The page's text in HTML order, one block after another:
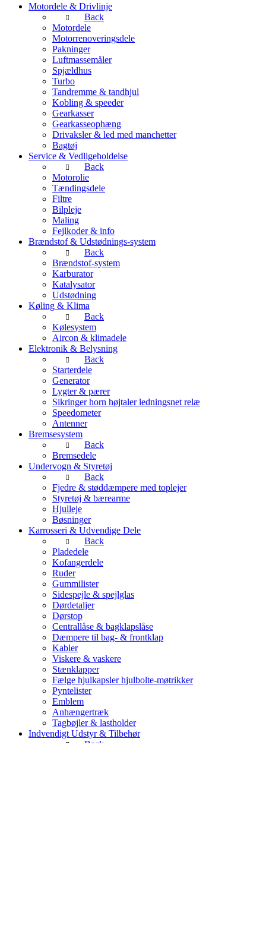
Motordele & Drivlinje
Back
Motordele
Motorrenoveringsdele
Pakninger
Luftmassemåler
Spjældhus
Turbo
Tandremme & tandhjul
Kobling & speeder
Gearkasser
Gearkasseophæng
Drivaksler & led med manchetter
Bagtøj
Service & Vedligeholdelse
Back
Motorolie
Tændingsdele
Filtre
Bilpleje
Maling
Fejlkoder & info
Brændstof & Udstødnings-system
Back
Brændstof-system
Karburator
Katalysator
Udstødning
Køling & Klima
Back
Kølesystem
Aircon & klimadele
Elektronik & Belysning
Back
Starterdele
Generator
Lygter & pærer
Sikringer horn højtaler ledningsnet relæ
Speedometer
Antenner
Bremsesystem
Back
Bremsedele
Undervogn & Styretøj
Back
Fjedre & støddæmpere med toplejer
Styretøj & bærearme
Hjulleje
Bøsninger
Karrosseri & Udvendige Dele
Back
Pladedele
Kofangerdele
Ruder
Gummilister
Sidespejle & spejlglas
Dørdetaljer
Dørstop
Centrallåse & bagklapslåse
Dæmpere til bag- & frontklap
Kabler
Viskere & vaskere
Stænklapper
Fælge hjulkapsler hjulbolte-møtrikker
Pyntelister
Emblem
Anhængertræk
Tagbøjler & lastholder
Indvendigt Udstyr & Tilbehør
Back